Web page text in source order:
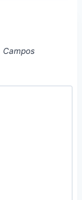
Campos